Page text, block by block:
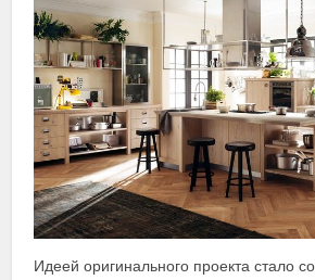
Идеей оригинального проекта стало